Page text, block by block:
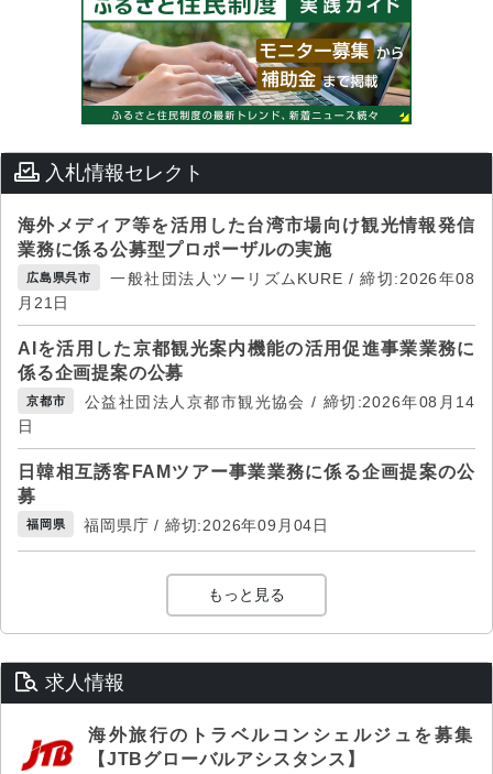
入札情報セレクト
海外メディア等を活用した台湾市場向け観光情報発信
業務に係る公募型プロポーザルの実施
広島県呉市
一般社団法人ツーリズムKURE / 締切:2026年08
月21日
AIを活用した京都観光案内機能の活用促進事業業務に
係る企画提案の公募
京都市
公益社団法人京都市観光協会 / 締切:2026年08月14
日
日韓相互誘客FAMツアー事業業務に係る企画提案の公
募
福岡県 福岡県庁 / 締切:2026年09月04日
もっと見る
求人情報
海外旅行のトラベルコンシェルジュを募集
【JTBグローバルアシスタンス】